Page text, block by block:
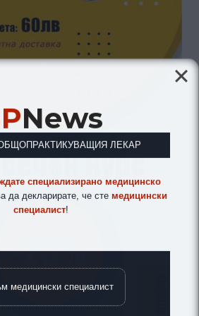
News
ЛЕКАР
специализирано медицинско
да декларирате, че сте медицински
специалист!
медицински специалист